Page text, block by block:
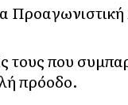
τους που
πρόοδο.